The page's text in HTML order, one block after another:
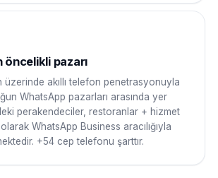
öncelikli pazarı
üzerinde akıllı telefon penetrasyonuyla
WhatsApp pazarları arasında yer
perakendeciler, restoranlar + hizmet
WhatsApp Business aracılığıyla
+54 cep telefonu şarttır.